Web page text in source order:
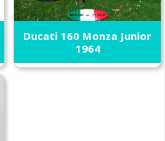
Ducati 160 Monza Junior
1964